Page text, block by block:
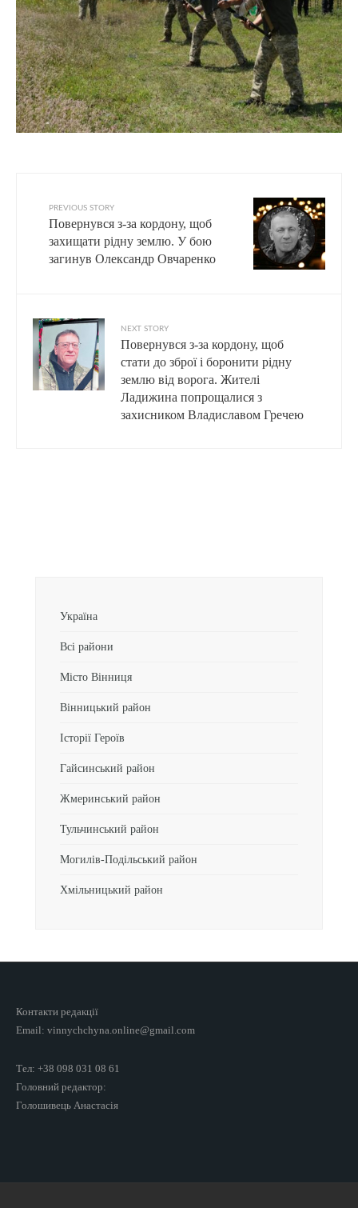
PREVIOUS STORY
Повернувся з-за кордону, щоб
захищати рідну землю. У бою
загинув Олександр Овчаренко
NEXT STORY
Повернувся з-за кордону, щоб
стати до зброї і боронити рідну
землю від ворога. Жителі
Ладижина попрощалися з
захисником Владиславом Гречею
Україна
Всі райони
Місто Вінниця
Вінницький район
Історії Героїв
Гайсинський район
Жмеринський район
Тульчинський район
Могилів-Подільський район
Хмільницький район
Контакти редакції
Email: vinnychchyna.online@gmail.com
Тел: +38 098 031 08 61
Головний редактор:
Голошивець Анастасія